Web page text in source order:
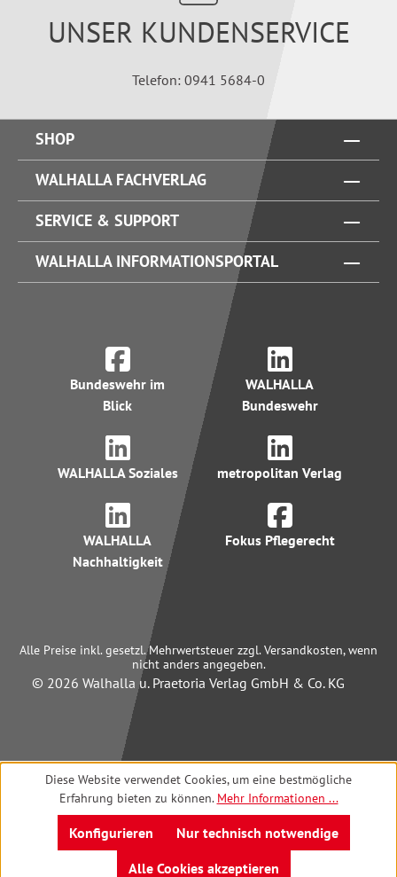
UNSER KUNDENSERVICE
Telefon: 0941 5684-0
SHOP
WALHALLA FACHVERLAG
SERVICE & SUPPORT
WALHALLA INFORMATIONSPORTAL
Bundeswehr im
Blick
WALHALLA
Bundeswehr
WALHALLA Soziales metropolitan Verlag
WALHALLA
Nachhaltigkeit
Fokus Pflegerecht
Alle Preise inkl. gesetzl. Mehrwertsteuer zzgl. Versandkosten, wenn
nicht anders angegeben.
© 2026 Walhalla u. Praetoria Verlag GmbH & Co. KG
Diese Website verwendet Cookies, um eine bestmögliche
Erfahrung bieten zu können. Mehr Informationen ...
Nur technisch notwendige
Konfigurieren
Alle Cookies akzeptieren